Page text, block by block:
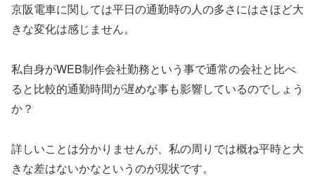
京阪電車に関しては平日の通勤時の人の多さにはさほど大
きな変化は感じません。
私自身がWEB制作会社勤務という事で通常の会社と比べ
ると比較的通勤時間が遅めな事も影響しているのでしょう
か？
詳しいことは分かりませんが、私の周りでは概ね平時と大
きな差はないかなというのが現状です。